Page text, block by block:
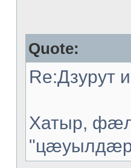
Quote:
Re:Дзурут
Хатыр,